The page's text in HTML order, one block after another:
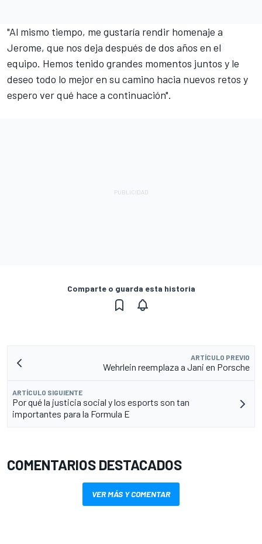
"Al mismo tiempo, me gustaría rendir homenaje a
Jerome, que nos deja después de dos años en el
equipo. Hemos tenido grandes momentos juntos y le
deseo todo lo mejor en su camino hacia nuevos retos y
espero ver qué hace a continuación".
Comparte o guarda esta historia
ARTÍCULO PREVIO
Wehrlein reemplaza a Jani en Porsche
ARTÍCULO SIGUIENTE
Por qué la justicia social y los esports son tan
importantes para la Formula E
COMENTARIOS DESTACADOS
VER MÁS Y COMENTAR